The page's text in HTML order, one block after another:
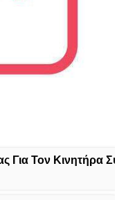
Για Τον Κινητήρα